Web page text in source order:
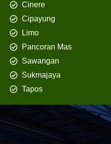
Cinere
Cipayung
Limo
Pancoran Mas
Sawangan
Sukmajaya
Tapos